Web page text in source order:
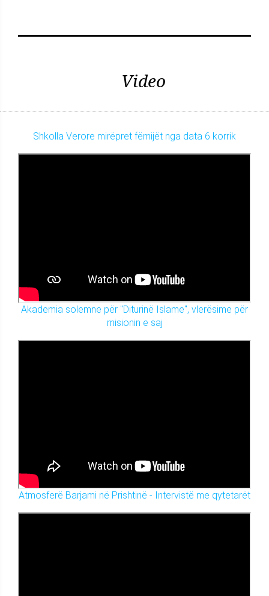
Video
Shkolla Verore mirëpret fëmijët nga data 6 korrik
Akademia solemne për "Diturinë Islame", vlerësime për
misionin e saj
Atmosferë Barjami në Prishtinë - Intervistë me qytetarët